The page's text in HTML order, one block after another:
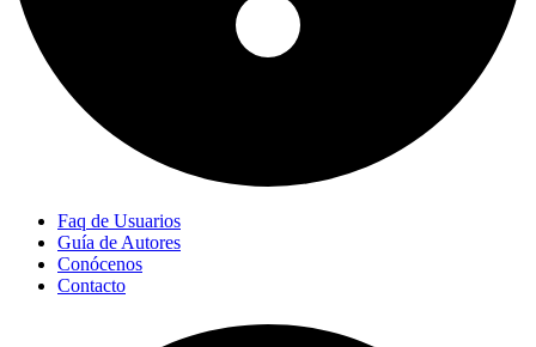
Faq de Usuarios
Guía de Autores
Conócenos
Contacto